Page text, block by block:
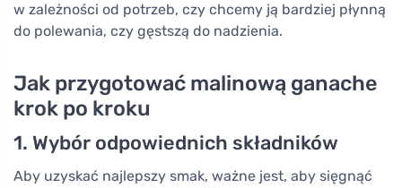
w zależności od potrzeb, czy chcemy ją bardziej płynną
do polewania, czy gęstszą do nadzienia.
Jak przygotować malinową ganache
krok po kroku
1. Wybór odpowiednich składników
Aby uzyskać najlepszy smak, ważne jest, aby sięgnąć